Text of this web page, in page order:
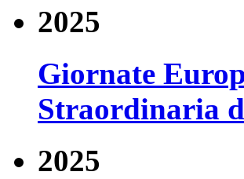
2025
Giornate
Straordinaria
2025